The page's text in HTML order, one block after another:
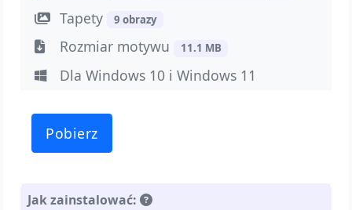
Tapety 9 obrazy
Rozmiar motywu 11.1 MB
Dla Windows 10 i Windows 11
Pobierz
Jak zainstalować: